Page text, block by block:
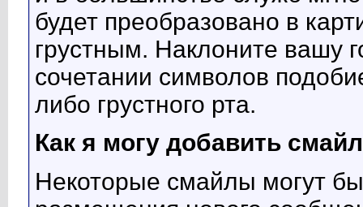
будет преобразовано в
грустным. Наклоните вашу
сочетании символов
либо грустного рта.
Как я могу добавить
Некоторые смайлы могут